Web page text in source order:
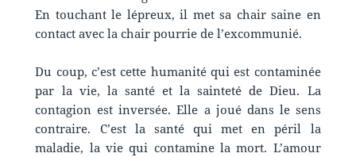
En touchant le lépreux, il met sa chair saine en
contact avec la chair pourrie de l’excommunié.
Du coup, c’est cette humanité qui est contaminée
par la vie, la santé et la sainteté de Dieu. La
contagion est inversée. Elle a joué dans le sens
contraire. C’est la santé qui met en péril la
maladie, la vie qui contamine la mort. L’amour